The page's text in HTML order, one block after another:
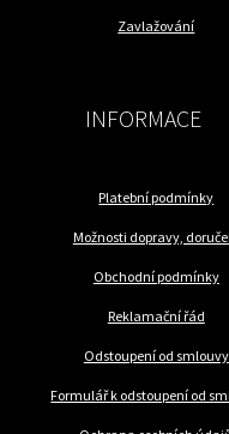
Zavlažování
INFORMACE
Platební podmínky
Možnosti dopravy,
Obchodní podmínky
Reklamační řád
Odstoupení od smlouvy
Formulář k odstoupení od